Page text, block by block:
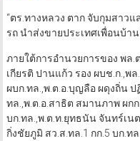
“ตร.ทางหลวง ตาก จับกุมสาว
รถ นำส่งขายประเทศเพื่อนบ้าน
ภายใต้การอำนวยการของ พล.
เกียรติ ปานแก้ว รอง ผบช.ก.,พ
ผบก.ทล.,พ.ต.อ.บุญลือ ผดุงถิ่น
ทล.,พ.ต.อ.สาธิต สมานภาพ ผก
บก.ทล.,พ.ต.ท.ยุทธนัน จันทร์เน
กิ่งชัยภูมิ สว.ส.ทล.1 กก.5 บก.ทล.